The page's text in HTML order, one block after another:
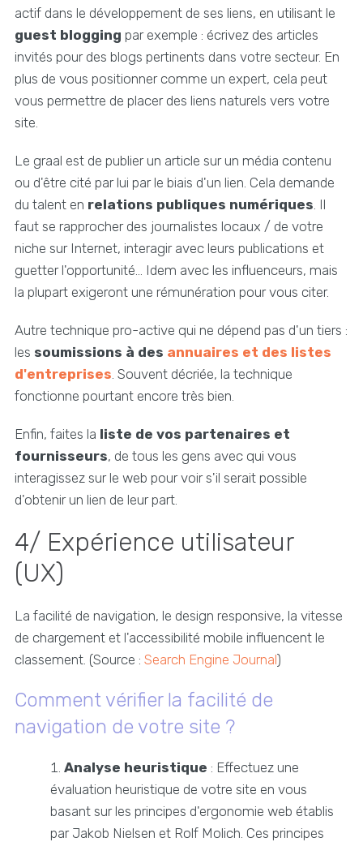
actif dans le développement de ses liens, en utilisant le
guest blogging par exemple : écrivez des articles
invités pour des blogs pertinents dans votre secteur. En
plus de vous positionner comme un expert, cela peut
vous permettre de placer des liens naturels vers votre
site.
Le graal est de publier un article sur un média contenu
ou d'être cité par lui par le biais d'un lien. Cela demande
du talent en relations publiques numériques . Il
faut se rapprocher des journalistes locaux / de votre
niche sur Internet, interagir avec leurs publications et
guetter l'opportunité... Idem avec les influenceurs, mais
la plupart exigeront une rémunération pour vous citer.
Autre technique pro-active qui ne dépend pas d'un tiers :
les soumissions à des annuaires et des listes
d'entreprises . Souvent décriée, la technique
fonctionne pourtant encore très bien.
Enfin, faites la liste de vos partenaires et
fournisseurs, de tous les gens avec qui vous
interagissez sur le web pour voir s'il serait possible
d'obtenir un lien de leur part.
4/ Expérience utilisateur
(UX)
La facilité de navigation, le design responsive, la vitesse
de chargement et l'accessibilité mobile influencent le
classement. (Source : Search Engine Journal)
Comment vérifier la facilité de
navigation de votre site ?
Analyse heuristique : Effectuez une
évaluation heuristique de votre site en vous
basant sur les principes d'ergonomie web établis
par Jakob Nielsen et Rolf Molich. Ces principes